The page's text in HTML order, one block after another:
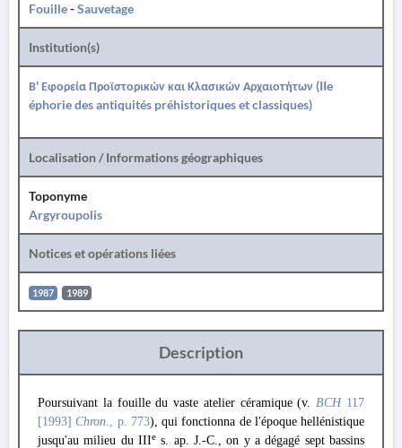
Fouille-Sauvetage
Institution(s)
Β' Εφορεία Προϊστορικών και Κλασικών Αρχαιοτήτων (IIe
éphorie des antiquités préhistoriques et classiques)
Localisation / Informations géographiques
Toponyme
Argyroupolis
Notices et opérations liées
1987 1989
Description
Poursuivant la fouille du vaste atelier céramique (v.BCH 117
[1993]Chron., p. 773), qui fonctionna de l'époque hellénistique
jusqu'au milieu du IIIe s. ap. J.-C., on y a dégagé sept bassins